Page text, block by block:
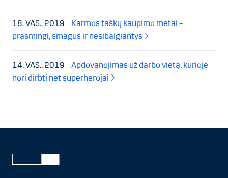
18. VAS.. 2019
Karmos taškų kaupimo metai –
prasmingi, smagūs ir nesibaigiantys
14. VAS.. 2019
Apdovanojimas už darbo vietą, kurioje
nori dirbti net superherojai